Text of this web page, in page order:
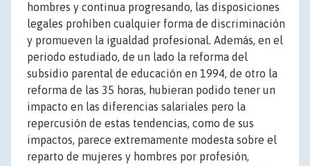
hombres y continua progresando, las disposiciones
legales prohíben cualquier forma de discriminación
y promueven la igualdad profesional. Además, en el
periodo estudiado, de un lado la reforma del
subsidio parental de educación en 1994, de otro la
reforma de las 35 horas, hubieran podido tener un
impacto en las diferencias salariales pero la
repercusión de estas tendencias, como de sus
impactos, parece extremamente modesta sobre el
reparto de mujeres y hombres por profesión,